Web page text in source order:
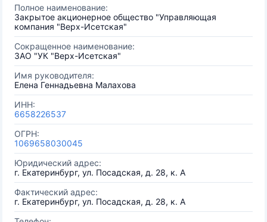
Полное наименование:
Закрытое акционерное общество "Управляющая
компания "Верх-Исетская"
Сокращенное наименование:
ЗАО "УК "Верх-Исетская"
Имя руководителя:
Елена Геннадьевна Малахова
ИНН:
6658226537
ОГРН:
1069658030045
Юридический адрес:
г. Екатеринбург, ул. Посадская, д. 28, к. А
Фактический адрес:
г. Екатеринбург, ул. Посадская, д. 28, к. А